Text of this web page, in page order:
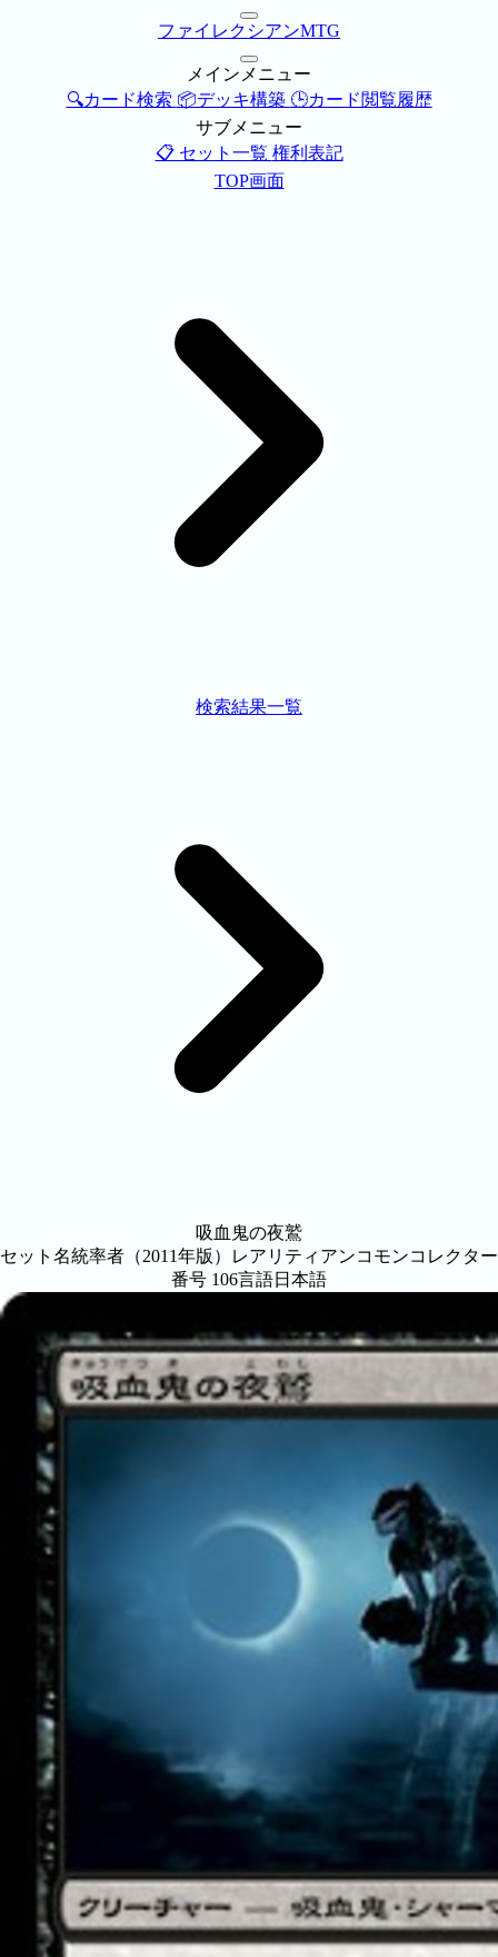
ファイレクシアンMTG
メインメニュー
🔍カード検索 📦デッキ構築 🕒カード閲覧履歴
サブメニュー
📋 セット一覧 権利表記
TOP画面
検索結果一覧
吸血鬼の夜鷲
セット名統率者（2011年版） レアリティ アンコモンコレクター
番号 106言語日本語